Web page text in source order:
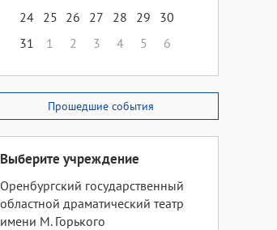
24 25 26 27 28 29
30
31
1 2 3 4 5 6
Прошедшие события
Выберите учреждение
Оренбургский государственный
областной драматический театр
имени М. Горького